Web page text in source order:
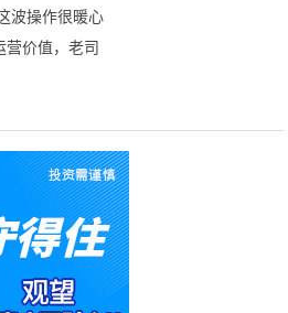
波操作很暖心
营价值，老司